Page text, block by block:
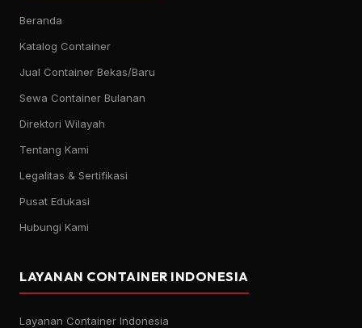
Beranda
Katalog Container
Jual Container Bekas/Baru
Sewa Container Bulanan
Direktori Wilayah
Tentang Kami
Legalitas & Sertifikasi
Pusat Edukasi
Hubungi Kami
LAYANAN CONTAINER INDONESIA
Layanan Container Indonesia